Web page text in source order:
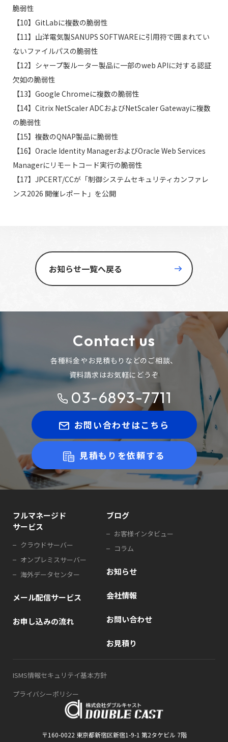
脆弱性
【10】GitLabに複数の脆弱性
【11】山洋電気製SANUPS SOFTWAREに引用符で囲まれてい
ないファイルパスの脆弱性
【12】シャープ製ルーター製品に一部のweb APIに対する認証
欠如の脆弱性
【13】Google Chromeに複数の脆弱性
【14】Citrix NetScaler ADCおよびNetScaler Gatewayに複数
の脆弱性
【15】複数のQNAP製品に脆弱性
【16】Oracle Identity ManagerおよびOracle Web Services
Managerにリモートコード実行の脆弱性
【17】JPCERT/CCが「制御システムセキュリティカンファレ
ンス2026 開催レポート」を公開
お知らせ一覧へ戻る
Contact us
各種料金やお見積もりなどのご相談、
資料請求はお気軽にどうぞ
03-6893-7711
お問い合わせはこちら
見積もりを依頼する
〒160-0022 東京都新宿区新宿1-9-1 第2タケビル 7階
フルマネージド
サービス
クラウドサーバー
オンプレミスサーバー
海外データセンター
メール配信サービス
お申し込みの流れ
ブログ
お客様インタビュー
コラム
お知らせ
会社情報
お問い合わせ
お見積り
ISMS情報セキュリテイ基本方針
プライバシーポリシー